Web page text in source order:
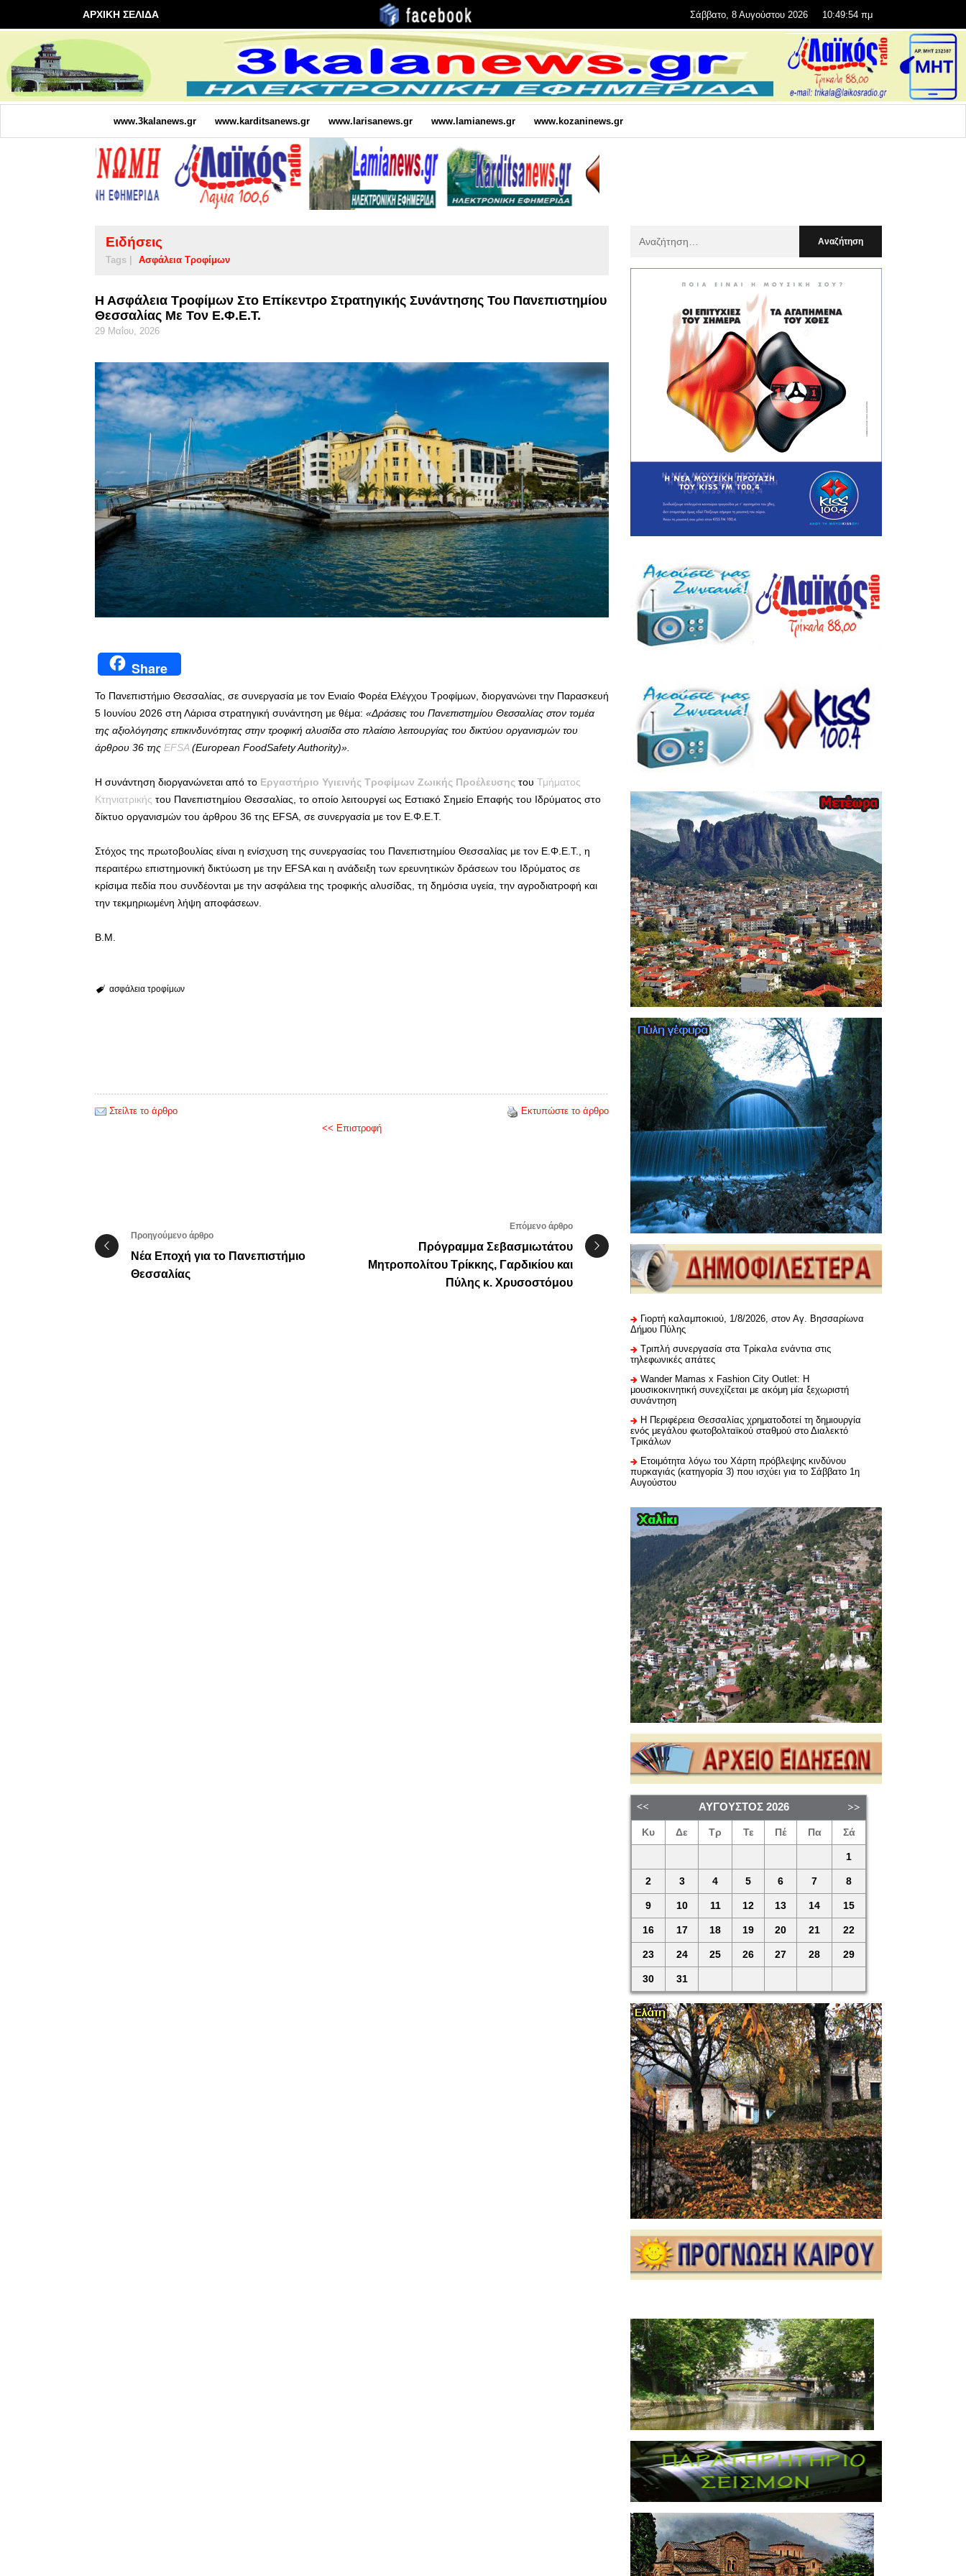
ΑΡΧΙΚΗ ΣΕΛΙΔΑ Σάββατο, 8 Αυγούστου 2026 10:49:55 πμ
www.3kalanews.gr www.karditsanews.gr www.larisanews.gr www.lamianews.gr www.kozaninews.gr
Ειδήσεις
Tags | Ασφάλεια Τροφίμων
Η Ασφάλεια Τροφίμων Στο Επίκεντρο Στρατηγικής Συνάντησης Του Πανεπιστημίου
Θεσσαλίας Με Τον Ε.Φ.Ε.Τ.
29 Μαΐου, 2026
Share
Το Πανεπιστήμιο Θεσσαλίας, σε συνεργασία με τον Ενιαίο Φορέα Ελέγχου Τροφίμων, διοργανώνει την Παρασκευή
5 Ιουνίου 2026 στη Λάρισα στρατηγική συνάντηση με θέμα: «Δράσεις του Πανεπιστημίου Θεσσαλίας στον τομέα
της αξιολόγησης επικινδυνότητας στην τροφική αλυσίδα στο πλαίσιο λειτουργίας του δικτύου οργανισμών του
άρθρου 36 της EFSA(European FoodSafety Authority)».
Η συνάντηση διοργανώνεται από το Εργαστήριο Υγιεινής Τροφίμων Ζωικής Προέλευσης του Τμήματος
Κτηνιατρικής του Πανεπιστημίου Θεσσαλίας, το οποίο λειτουργεί ως Εστιακό Σημείο Επαφής του Ιδρύματος στο
δίκτυο οργανισμών του άρθρου 36 της EFSA, σε συνεργασία με τον Ε.Φ.Ε.Τ.
Στόχος της πρωτοβουλίας είναι η ενίσχυση της συνεργασίας του Πανεπιστημίου Θεσσαλίας με τον Ε.Φ.Ε.Τ., η
περαιτέρω επιστημονική δικτύωση με την EFSA και η ανάδειξη των ερευνητικών δράσεων του Ιδρύματος σε
κρίσιμα πεδία που συνδέονται με την ασφάλεια της τροφικής αλυσίδας, τη δημόσια υγεία, την αγροδιατροφή και
την τεκμηριωμένη λήψη αποφάσεων.
Β.Μ.
ασφάλεια τροφίμων
Στείλτε το άρθρο
Εκτυπώστε το άρθρο
<< Επιστροφή
Προηγούμενο άρθρο
Νέα Εποχή για το Πανεπιστήμιο
Θεσσαλίας
Επόμενο άρθρο
Πρόγραμμα Σεβασμιωτάτου
Μητροπολίτου Τρίκκης, Γαρδικίου και
Πύλης κ. Χρυσοστόμου
:
Γιορτή καλαμποκιού, 1/8/2026, στον Αγ. Βησσαρίωνα
Δήμου Πύλης
Τριπλή συνεργασία στα Τρίκαλα ενάντια στις
τηλεφωνικές απάτες
Wander Mamas x Fashion City Outlet: Η
μουσικοκινητική συνεχίζεται με ακόμη μία ξεχωριστή
συνάντηση
H Περιφέρεια Θεσσαλίας χρηματοδοτεί τη δημιουργία
ενός μεγάλου φωτοβολταϊκού σταθμού στο Διαλεκτό
Τρικάλων
Ετοιμότητα λόγω του Χάρτη πρόβλεψης κινδύνου
πυρκαγιάς (κατηγορία 3) που ισχύει για το Σάββατο 1η
Αυγούστου
ΑΎΓΟΥΣΤΟΣ 2026
Κυ Δε Τρ Τε Πέ Πα Σά
1
2 3 4 5 6 7 8
9 10 11 12 13 14 15
16 17 18 19 20 21 22
23 24 25 26 27 28 29
30 31